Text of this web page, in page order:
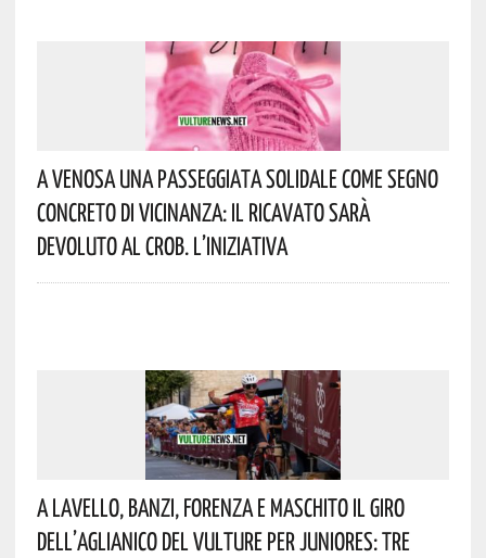
A Venosa Una Passeggiata Solidale Come Segno
Concreto Di Vicinanza: Il Ricavato Sarà
Devoluto Al CROB. L’iniziativa
A Lavello, Banzi, Forenza E Maschito Il Giro
Dell’Aglianico Del Vulture Per Juniores: Tre